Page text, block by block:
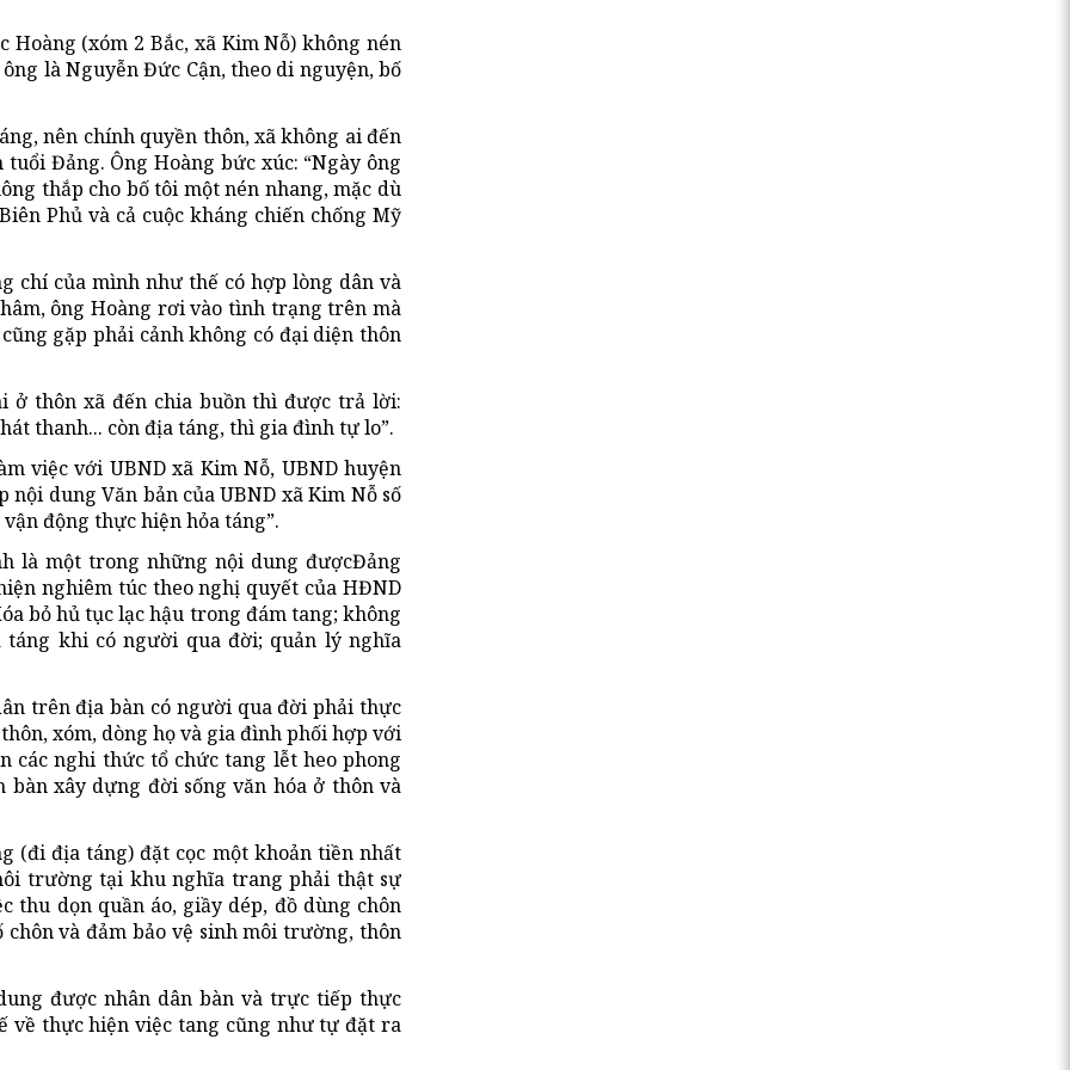
(xóm 2 Bắc, xã Kim Nỗ) không nén
là Nguyễn Đức Cận, theo di nguyện, bố
nên chính quyền thôn, xã không ai đến
Đảng. Ông Hoàng bức xúc: “Ngày ông
thắp cho bố tôi một nén nhang, mặc dù
Phủ và cả cuộc kháng chiến chống Mỹ
chí của mình như thế có hợp lòng dân và
ông Hoàng rơi vào tình trạng trên mà
gặp phải cảnh không có đại diện thôn
ở thôn xã đến chia buồn thì được trả lời:
thanh... còn địa táng, thì gia đình tự lo”.
việc với UBND xã Kim Nỗ, UBND huyện
dung Văn bản của UBND xã Kim Nỗ số
động thực hiện hỏa táng”.
là một trong những nội dung đượcĐảng
nghiêm túc theo nghị quyết của HĐND
bỏ hủ tục lạc hậu trong đám tang; không
khi có người qua đời; quản lý nghĩa
trên địa bàn có người qua đời phải thực
xóm, dòng họ và gia đình phối hợp với
các nghi thức tổ chức tang lễt heo phong
xây dựng đời sống văn hóa ở thôn và
(đi địa táng) đặt cọc một khoản tiền nhất
trường tại khu nghĩa trang phải thật sự
thu dọn quần áo, giầy dép, đồ dùng chôn
và đảm bảo vệ sinh môi trường, thôn
được nhân dân bàn và trực tiếp thực
về thực hiện việc tang cũng như tự đặt ra